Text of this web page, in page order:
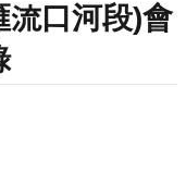
流口河段)會